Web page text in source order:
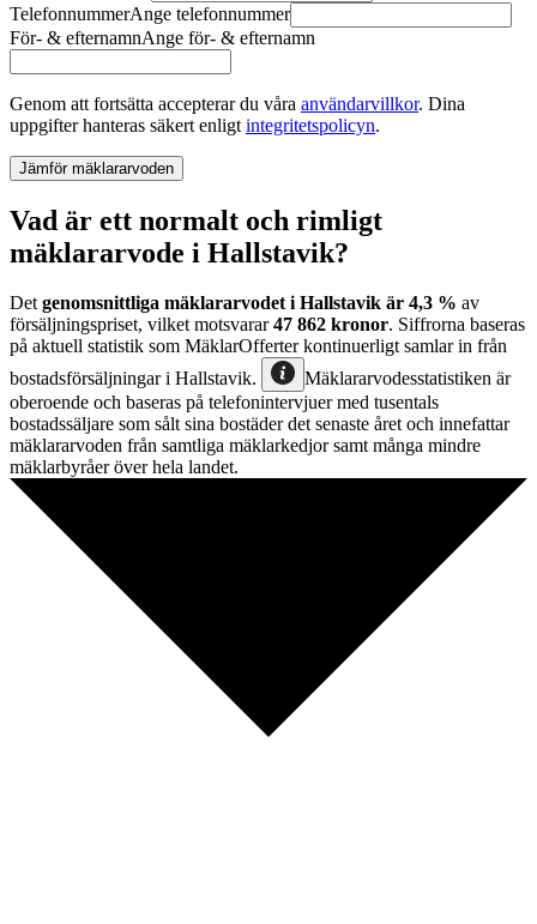
TelefonnummerAnge telefonnummer
För- & efternamnAnge för- & efternamn
Genom att fortsätta accepterar du våra användarvillkor. Dina
uppgifter hanteras säkert enligt integritetspolicyn.
Jämför mäklararvoden
Vad är ett normalt och rimligt
mäklararvode i Hallstavik?
Detgenomsnittliga mäklararvodeti Hallstavik är 4,3 % av
försäljningspriset, vilket motsvarar47 862 kronor. Siffrorna baseras
på aktuell statistik som MäklarOfferter kontinuerligt samlar in från
bostadsförsäljningari Hallstavik.
Mäklararvodesstatistiken är
oberoende och baseras på telefonintervjuer med tusentals
bostadssäljare som sålt sina bostäder det senaste året och innefattar
mäklararvoden från samtliga mäklarkedjor samt många mindre
mäklarbyråer över hela landet.